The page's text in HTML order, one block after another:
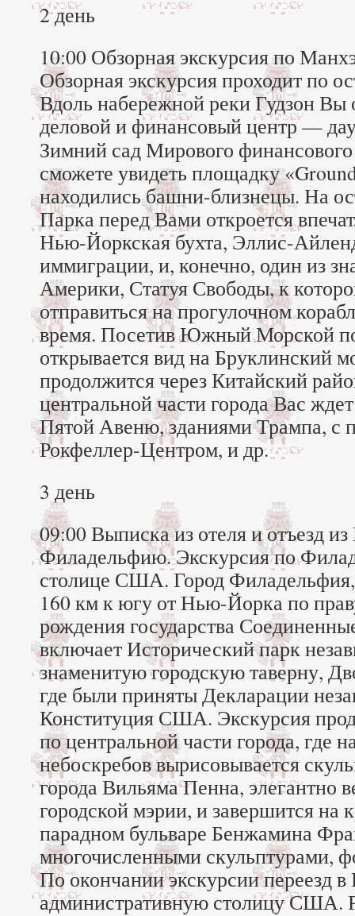
2 день
10:00 Обзорная экскурсия по
Обзорная экскурсия проходит по
Вдоль набережной реки Гудзон Вы
деловой и финансовый центр —
Зимний сад Мирового
сможете увидеть площадку
находились башни-близнецы. На
Парка перед Вами откроется
Нью-Йоркская бухта, Эллис-
иммиграции, и, конечно, один из
Америки, Статуя Свободы, к
отправиться на прогулочном
время. Посетив Южный Морской
открывается вид на Бруклинский
продолжится через Китайский
центральной части города Вас
Пятой Авеню, зданиями Трампа, с
Рокфеллер-Центром, и др.
3 день
09:00 Выписка из отеля и отъезд
Филадельфию. Экскурсия по
столице США. Город
160 км к югу от Нью-Йорка по
рождения государства
включает Исторический парк
знаменитую городскую таверну,
где были приняты Декларации
Конституция США. Экскурсия
по центральной части города, где
небоскребов вырисовывается
города Вильяма Пенна, элегантно
городской мэрии, и завершится на
парадном бульваре Бенжамина
многочисленными скульптурами,
По окончании экскурсии переезд
административную столицу США.